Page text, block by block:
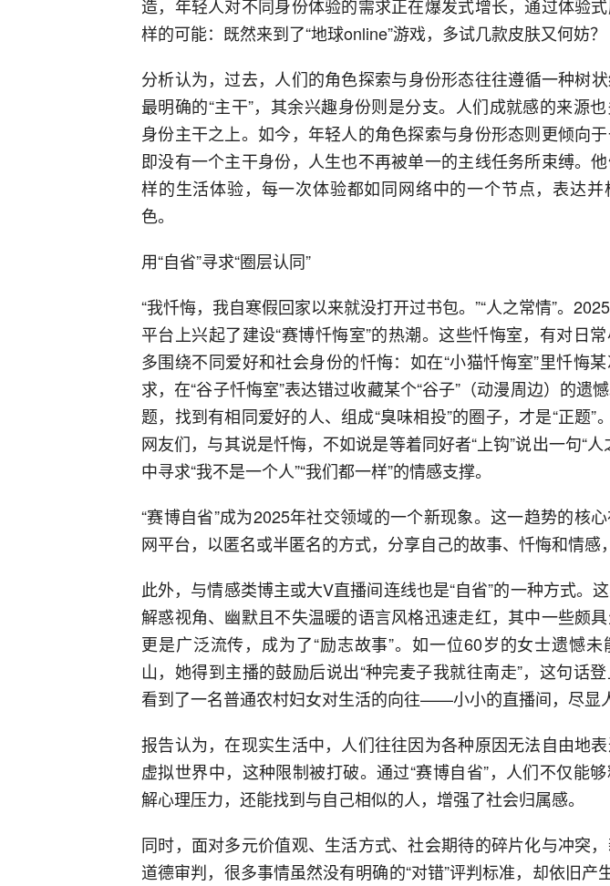
造，年轻人对不同身份体验的需求正在爆发式增长，通过体验
样的可能：既然来到了“地球online”游戏，多试几款皮肤又何妨？
分析认为，过去，人们的角色探索与身份形态往往遵循一种树
最明确的“主干”，其余兴趣身份则是分支。人们成就感的来源
身份主干之上。如今，年轻人的角色探索与身份形态则更倾向于
即没有一个主干身份，人生也不再被单一的主线任务所束缚。
样的生活体验，每一次体验都如同网络中的一个节点，表达并
色。
用“自省”寻求“圈层认同”
“我忏悔，我自寒假回家以来就没打开过书包。”“人之常情”。
平台上兴起了建设“赛博忏悔室”的热潮。这些忏悔室，有对日
多围绕不同爱好和社会身份的忏悔：如在“小猫忏悔室”里忏悔
求，在“谷子忏悔室”表达错过收藏某个“谷子”（动漫周边）的遗
题，找到有相同爱好的人、组成“臭味相投”的圈子，才是“正题”
网友们，与其说是忏悔，不如说是等着同好者“上钩”说出一句“
中寻求“我不是一个人”“我们都一样”的情感支撑。
“赛博自省”成为2025年社交领域的一个新现象。这一趋势的核
网平台，以匿名或半匿名的方式，分享自己的故事、忏悔和情感
此外，与情感类博主或大V直播间连线也是“自省”的一种方式。
解惑视角、幽默且不失温暖的语言风格迅速走红，其中一些颇
更是广泛流传，成为了“励志故事”。如一位60岁的女士遗憾
山，她得到主播的鼓励后说出“种完麦子我就往南走”，这句话
看到了一名普通农村妇女对生活的向往——小小的直播间，尽显
报告认为，在现实生活中，人们往往因为各种原因无法自由地
虚拟世界中，这种限制被打破。通过“赛博自省”，人们不仅能
解心理压力，还能找到与自己相似的人，增强了社会归属感。
同时，面对多元价值观、生活方式、社会期待的碎片化与冲突
道德审判，很多事情虽然没有明确的“对错”评判标准，却依旧产